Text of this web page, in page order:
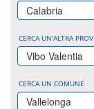
Calabria
CERCA UN'ALTRA
Vibo Valentia
CERCA UN COMUNE
Vallelonga